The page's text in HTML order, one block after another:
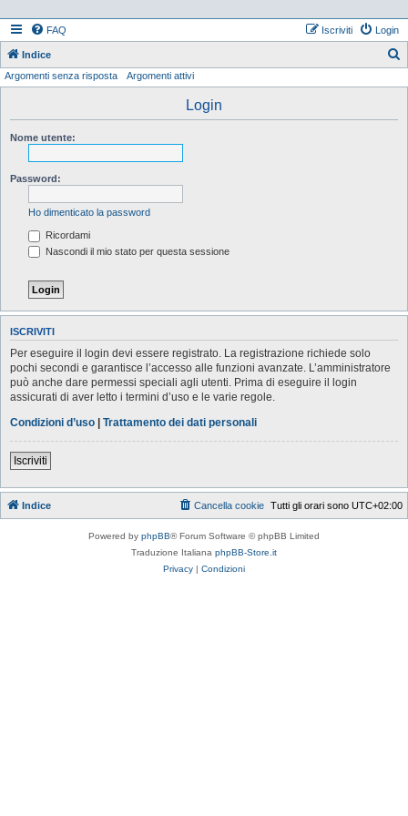
FAQ Login
Iscriviti
Indice
Argomenti senza risposta Argomenti attivi
Login
Nome utente:
Password:
Ho dimenticato la password
Ricordami
Nascondi il mio stato per questa sessione
ISCRIVITI
Per eseguire il login devi essere registrato. La registrazione richiede solo
pochi secondi e garantisce l’accesso alle funzioni avanzate. L’amministratore
può anche dare permessi speciali agli utenti. Prima di eseguire il login
assicurati di aver letto i termini d’uso e le varie regole.
Condizioni d’uso | Trattamento dei dati personali
Iscriviti
Indice Tutti gli orari sono UTC+02:00
Cancella cookie
Powered by phpBB® Forum Software © phpBB Limited
Traduzione Italiana phpBB-Store.it
Privacy | Condizioni